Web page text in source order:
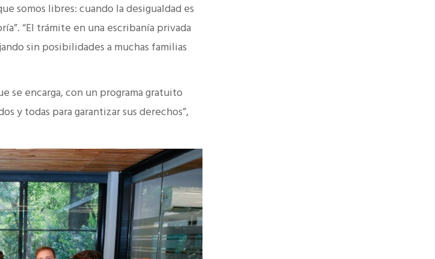
somos libres: cuando la desigualdad es
“El trámite en una escribanía privada
sin posibilidades a muchas familias
se encarga, con un programa gratuito
y todas para garantizar sus derechos”,